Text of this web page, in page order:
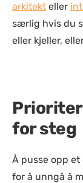
arkitekt eller
særlig hvis du
eller kjeller,
for steg
Å pusse opp
for å unngå å